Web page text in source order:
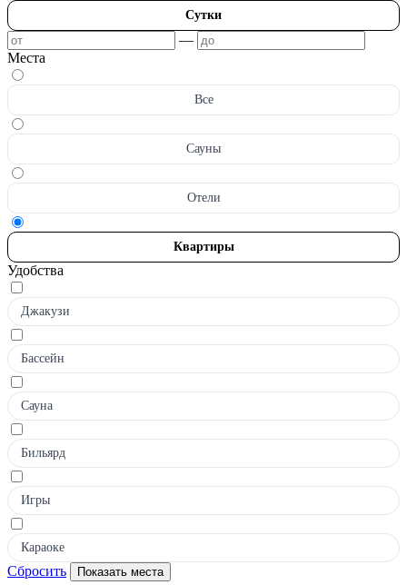
Сутки
—
Места
Все
Сауны
Отели
Квартиры
Удобства
Джакузи
Бассейн
Сауна
Бильярд
Игры
Караоке
Сбросить Показать места